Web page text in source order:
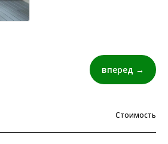
вперед →
Стоимость